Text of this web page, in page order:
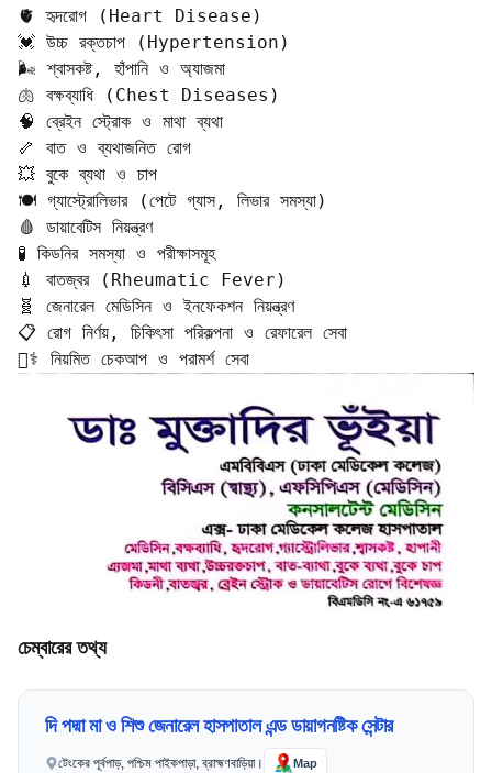
🫀 হৃদরোগ (Heart Disease)
💓 উচ্চ রক্তচাপ (Hypertension)
🌬️ শ্বাসকষ্ট, হাঁপানি ও অ্যাজমা
🫁 বক্ষব্যাধি (Chest Diseases)
🧠 ব্রেইন স্ট্রোক ও মাথা ব্যথা
🦴 বাত ও ব্যথাজনিত রোগ
💥 বুকে ব্যথা ও চাপ
🍽️ গ্যাস্ট্রোলিভার (পেটে গ্যাস, লিভার সমস্যা)
🩸 ডায়াবেটিস নিয়ন্ত্রণ
🧪 কিডনির সমস্যা ও পরীক্ষাসমূহ
💉 বাতজ্বর (Rheumatic Fever)
🧬 জেনারেল মেডিসিন ও ইনফেকশন নিয়ন্ত্রণ
📋 রোগ নির্ণয়, চিকিৎসা পরিকল্পনা ও রেফারেল সেবা
👨‍⚕️ নিয়মিত চেকআপ ও পরামর্শ সেবা
চেম্বারের তথ্য
দি পদ্মা মা ও শিশু জেনারেল হাসপাতাল এন্ড ডায়াগনষ্টিক সেন্টার
টেংকের পূর্বপাড়, পশ্চিম পাইকপাড়া, ব্রাহ্মণবাড়িয়া। Map